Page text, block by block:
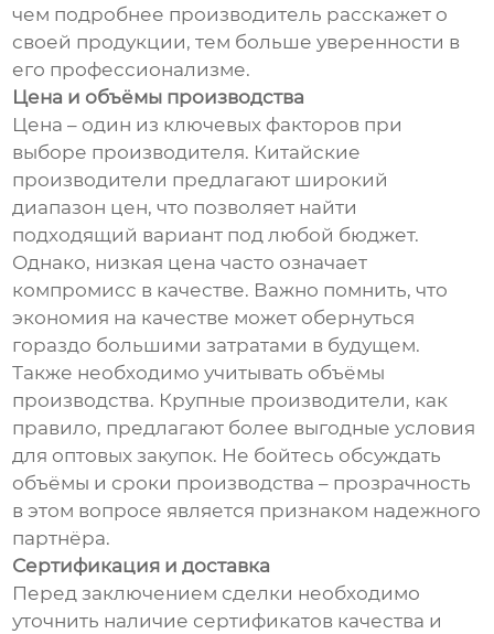
чем подробнее производитель расскажет о
своей продукции, тем больше уверенности в
его профессионализме.
Цена и объёмы производства
Цена – один из ключевых факторов при
выборе производителя. Китайские
производители предлагают широкий
диапазон цен, что позволяет найти
подходящий вариант под любой бюджет.
Однако, низкая цена часто означает
компромисс в качестве. Важно помнить, что
экономия на качестве может обернуться
гораздо большими затратами в будущем.
Также необходимо учитывать объёмы
производства. Крупные производители, как
правило, предлагают более выгодные условия
для оптовых закупок. Не бойтесь обсуждать
объёмы и сроки производства – прозрачность
в этом вопросе является признаком надежного
партнёра.
Сертификация и доставка
Перед заключением сделки необходимо
уточнить наличие сертификатов качества и